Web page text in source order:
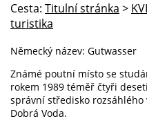
Cesta: Titulní stránka >
turistika
Německý název: Gutwasser
Známé poutní místo se
rokem 1989 téměř čtyři
správní středisko
Dobrá Voda.